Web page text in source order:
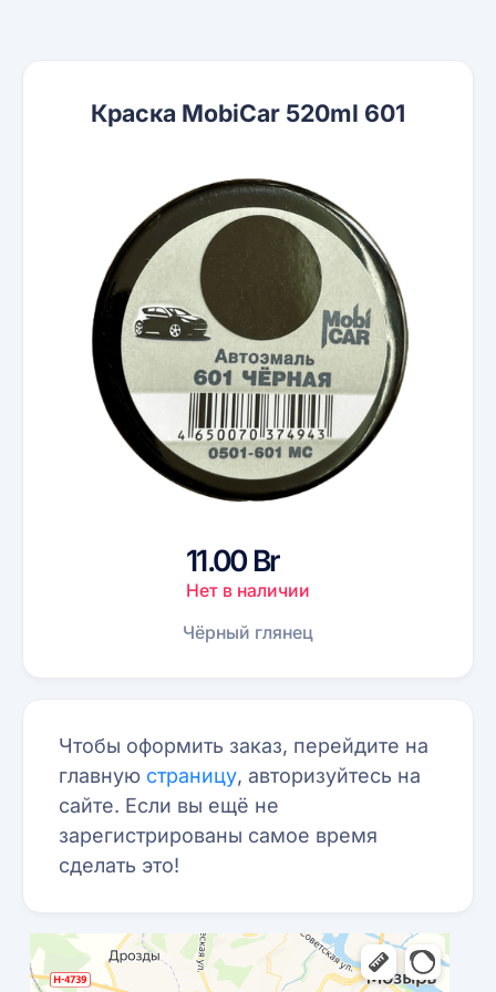
Краска MobiCar 520ml 601
11.00 Br
Нет в наличии
Чёрный глянец
Чтобы оформить заказ, перейдите на
главную страницу, авторизуйтесь на
сайте. Если вы ещё не
зарегистрированы самое время
сделать это!